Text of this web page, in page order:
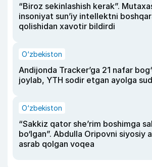
“Biroz sekinlashish kerak”.
insoniyat sun’iy intellektni
qolishidan xavotir bildirdi
O‘zbekiston
Andijonda Tracker’ga 21 nafar
joylab, YTH sodir etgan ayolga
O‘zbekiston
“Sakkiz qator she’rim boshimga
bo‘lgan”. Abdulla Oripovni siyosiy
asrab qolgan voqea